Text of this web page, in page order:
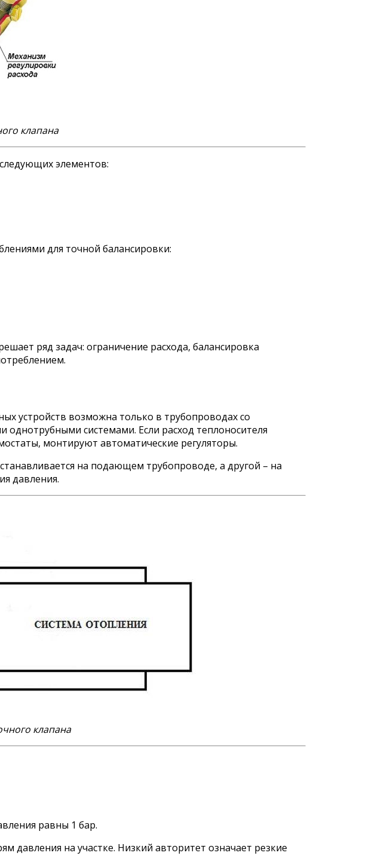
клапана
элементов:
для точной балансировки:
ряд задач: ограничение расхода, балансировка
устройств возможна только в трубопроводах со
однотрубными системами. Если расход теплоносителя
монтируют автоматические регуляторы.
на подающем трубопроводе, а другой – на
давления.
клапана
равны 1 бар.
на участке. Низкий авторитет означает резкие